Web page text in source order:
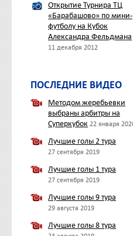
Открытие Турнира ТЦ
«Барабашово» по мини-
футболу на Кубок
Александра Фельдмана
11 декабря 2012
ПОСЛЕДНИЕ ВИДЕО
Методом жеребьевки
выбраны арбитры на
Суперкубок 22 января
Лучшие голы 2 тура
27 сентября 2019
Лучшие голы 1 тура
27 сентября 2019
Лучшие голы 9 тура
29 августа 2019
Лучшие голы 8 тура